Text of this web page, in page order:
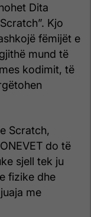
Dita
Kjo
fëmijët e
mund të
kodimit, të
Scratch,
do të
sjell tek ju
fizike dhe
me